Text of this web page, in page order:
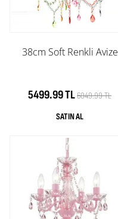
38cm Soft Renkli Avize
5499.99 TL6049.99 TL